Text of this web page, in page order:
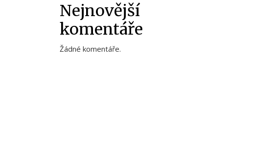
Nejnovější
komentáře
Žádné komentáře.